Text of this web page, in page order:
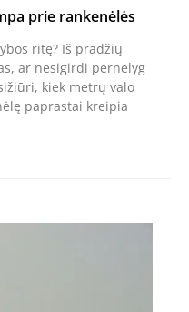
prie rankenėlės
ritę? Iš pradžių
ar nesigirdi pernelyg
kiek metrų valo
paprastai kreipia